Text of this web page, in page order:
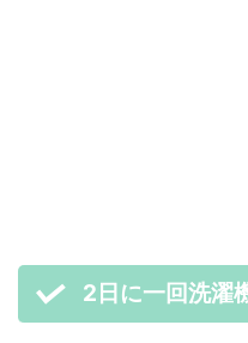
2日に一回洗濯